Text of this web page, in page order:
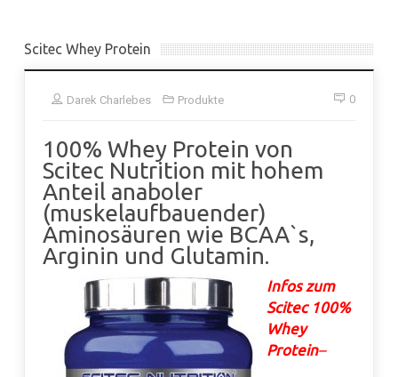
Scitec Whey Protein
Darek Charlebes Produkte 0
100% Whey Protein von
Scitec Nutrition mit hohem
Anteil anaboler
(muskelaufbauender)
Aminosäuren wie BCAA`s,
Arginin und Glutamin.
Infos zum
Scitec 100%
Whey
Protein–